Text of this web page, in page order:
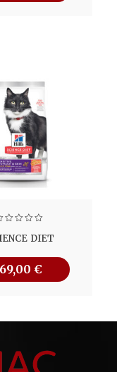
DIET
69,00 €